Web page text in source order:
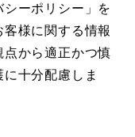
ーポリシー」を
様に関する情報
から適正かつ慎
十分配慮しま